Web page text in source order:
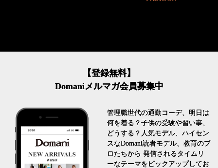
【登録無料】
Domaniメルマガ会員募集中
管理職世代の通勤コーデ、明日は
何を着る？子供の受験や習い事、
どうする？人気モデル、ハイセン
スなDomani読者モデル、教育のプ
ロたちから 発信されるタイムリ
ーなテーマをピックアップしてお